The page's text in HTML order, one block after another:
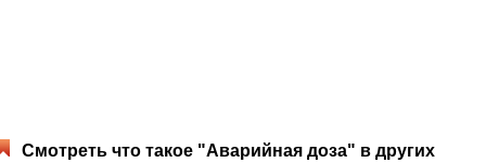
Смотреть что такое "Аварийная доза" в других